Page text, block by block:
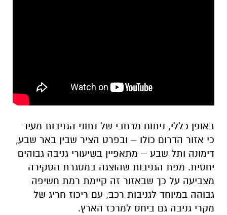
באופן כללי, ניתוח מרחבי של נתוני הגניבות מעיד
כי אזור הדרום כולו – ובפרט הציר שבין באר שבע,
דימונה ותל שבע – מתאפיין בשיעורי גניבה גבוהים
יחסית. מפת הגניבות שהוצגה במסגרת הסקירה
מצביעה על כך שבאזור זה קיימת רמת חשיפה
גבוהה במיוחד לגניבות רכב, עם ריכוז חריג של
מקרי גניבה גם ביחס למרכז הארץ.